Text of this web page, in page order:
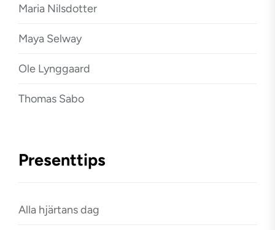
Maria Nilsdotter
Maya Selway
Ole Lynggaard
Thomas Sabo
Presenttips
Alla hjärtans dag